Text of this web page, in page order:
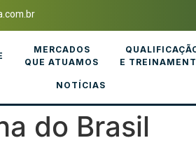
MERCADOS
QUE ATUAMOS
E
NOTÍCIAS
do Brasil